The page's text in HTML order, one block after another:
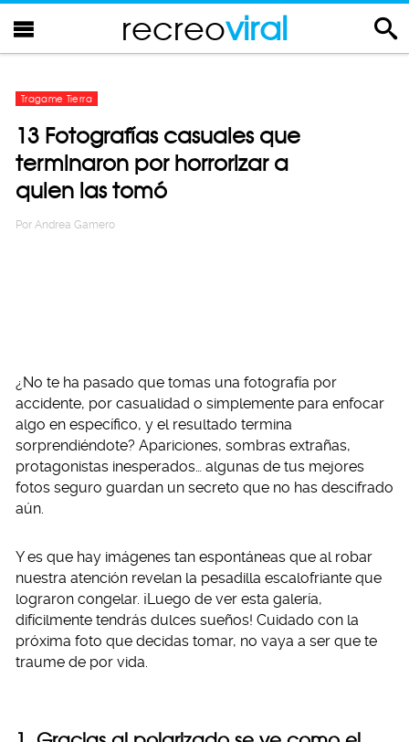
recreoviral
Tragame Tierra
13 Fotografías casuales que
terminaron por horrorizar a
quien las tomó
Por Andrea Gamero
¿No te ha pasado que tomas una fotografía por
accidente, por casualidad o simplemente para enfocar
algo en específico, y el resultado termina
sorprendiéndote? Apariciones, sombras extrañas,
protagonistas inesperados… algunas de tus mejores
fotos seguro guardan un secreto que no has descifrado
aún.
Y es que hay imágenes tan espontáneas que al robar
nuestra atención revelan la pesadilla escalofriante que
lograron congelar. ¡Luego de ver esta galería,
difícilmente tendrás dulces sueños! Cuidado con la
próxima foto que decidas tomar, no vaya a ser que te
traume de por vida.